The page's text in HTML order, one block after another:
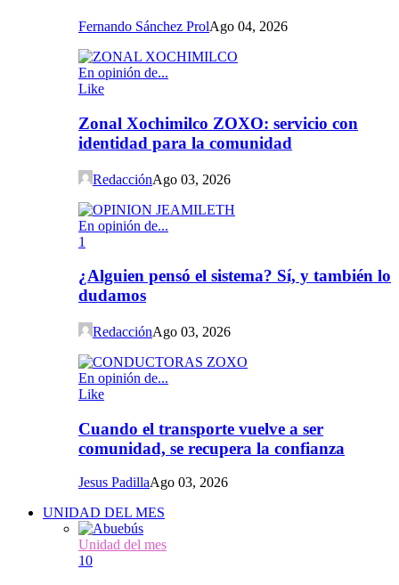
Fernando Sánchez ProlAgo 04, 2026
En opinión de...
Like
Zonal Xochimilco ZOXO: servicio con
identidad para la comunidad
RedacciónAgo 03, 2026
En opinión de...
1
¿Alguien pensó el sistema? Sí, y también lo
dudamos
RedacciónAgo 03, 2026
En opinión de...
Like
Cuando el transporte vuelve a ser
comunidad, se recupera la confianza
Jesus PadillaAgo 03, 2026
UNIDAD DEL MES
Unidad del mes
10